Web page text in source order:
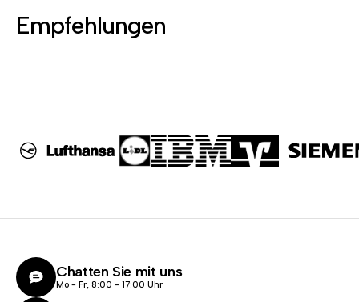
Empfehlungen
Chatten Sie mit uns
Mo - Fr, 8:00 - 17:00 Uhr